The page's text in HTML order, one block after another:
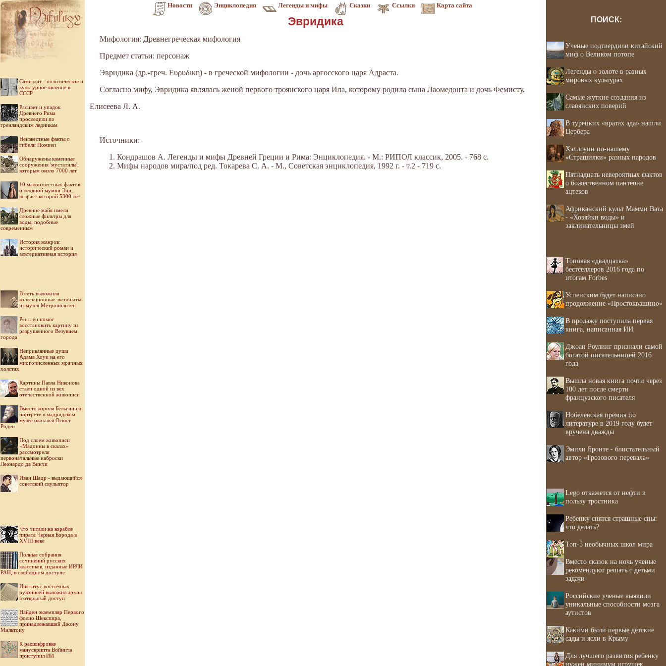
Новости Энциклопедия Легенды и мифы Сказки Ссылки Карта сайта
Самиздат - политическое и
культурное явление в
СССР
Расцвет и упадок
Древнего Рима
проследили по
гренландским ледникам
Неизвестные факты о
гибели Помпеи
Обнаружены каменные
сооружения 'мустатилы',
которым около 7000 лет
10 малоизвестных фактов
о ледяной мумии Эци,
возраст которой 5300 лет
Древние майя имели
сложные фильтры для
воды, подобные
современным
История жанров:
исторический роман и
альтернативная история
В сеть выложили
коллекционные экспонаты
из музея Метрополитен
Рентген помог
восстановить картину из
разрушенного Везувием
города
Неприкаянные души
Адама Хоуи на его
многочисленных мрачных
холстах
Картины Павла Никонова
стали одной из вех
отечественной живописи
Вместо короля Бельгии на
портрете в мадридском
музее оказался Огюст
Роден
Под слоем живописи
«Мадонны в скалах»
рассмотрели
первоначальные наброски
Леонардо да Винчи
Иван Шадр - выдающийся
советский скульптор
Что читали на корабле
пирата Черная Борода в
XVIII веке
Полные собрания
сочинений русских
классиков, изданные ИРЛИ
РАН, в свободном доступе
Институт восточных
рукописей выложил архив
в открытый доступ
Найден экземпляр Первого
фолио Шекспира,
принадлежавший Джону
Мильтону
К расшифровке
манускрипта Войнича
приступил ИИ
Эвридика
Мифология: Древнегреческая мифология
Предмет статьи: персонаж
Эвридика (др.-греч. Ευρυδικη) - в греческой мифологии - дочь аргосского царя Адраста.
Согласно мифу, Эвридика являлась женой первого троянского царя Ила, которому родила сына Лаомедонта и дочь Фемисту.
Елисеева Л. А.
Источники:
Кондрашов А. Легенды и мифы Древней Греции и Рима: Энциклопедия. - М.: РИПОЛ классик, 2005. - 768 с.
Мифы народов мира/под ред. Токарева С. А. - М., Советская энциклопедия, 1992 г. - т.2 - 719 с.
ПОИСК:
Ученые подтвердили китайский
миф о Великом потопе
Легенды о золоте в разных
мировых культурах
Самые жуткие создания из
славянских поверий
В турецких «вратах ада» нашли
Цербера
Хэллоуин по-нашему
«Страшилки» разных народов
Пятнадцать невероятных фактов
о божественном пантеоне
ацтеков
Африканский культ Мамми Вата
- «Хозяйки воды» и
заклинательницы змей
Топовая «двадцатка»
бестселлеров 2016 года по
итогам Forbes
Успенским будет написано
продолжение «Простоквашино»
В продажу поступила первая
книга, написанная ИИ
Джоан Роулинг признали самой
богатой писательницей 2016
года
Вышла новая книга почти через
100 лет после смерти
французского писателя
Нобелевская премия по
литературе в 2019 году будет
вручена дважды
Эмили Бронте - блистательный
автор «Грозового перевала»
Lego откажется от нефти в
пользу тростника
Ребенку снятся страшные сны:
что делать?
Топ-5 необычных школ мира
Вместо сказок на ночь ученые
рекомендуют решать с детьми
задачи
Российские ученые выявили
уникальные способности мозга
аутистов
Какими были первые детские
сады и ясли в Крыму
Для лучшего развития ребенку
нужен минимум игрушек